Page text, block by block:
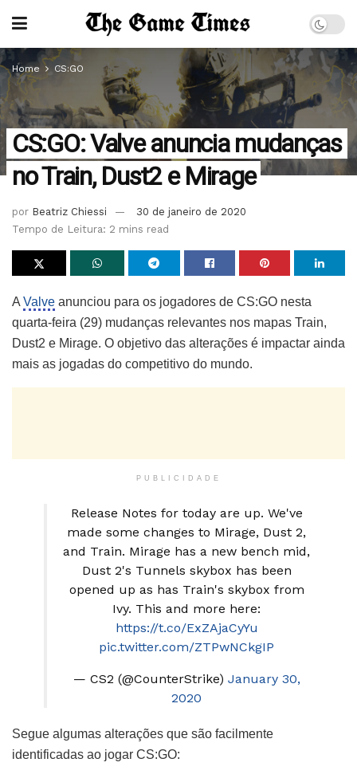
Home CS:GO
CS:GO: Valve anuncia mudanças
no Train, Dust2 e Mirage
por Beatriz Chiessi
30 de janeiro de 2020
Tempo de Leitura: 2 mins read
A Valve anunciou para os jogadores de CS:GO nesta
quarta-feira (29) mudanças relevantes nos mapas Train,
Dust2 e Mirage. O objetivo das alterações é impactar ainda
mais as jogadas do competitivo do mundo.
PUBLICIDADE
Release Notes for today are up. We've
made some changes to Mirage, Dust 2,
and Train. Mirage has a new bench mid,
Dust 2's Tunnels skybox has been
opened up as has Train's skybox from
Ivy. This and more here:
https://t.co/ExZAjaCyYu
pic.twitter.com/ZTPwNCkgIP
— CS2 (@CounterStrike) January 30,
2020
Segue algumas alterações que são facilmente
identificadas ao jogar CS:GO: